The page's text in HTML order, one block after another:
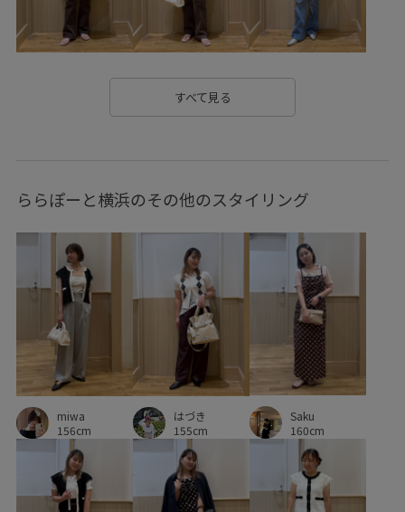
カジュアルすぎない カーディガン
クッション クッション性 シャツ シワになりにくい
ハイウエスト ビスチェ フィット感 フェミニン
フロントボタン ブラジャー プルオーバー ベルト
ベーシック ポリエステル
ラインストーン ワイドシルエット 下着
伸縮性 光沢感 別注 別注アイテム
別注コラボバッグ 合わせやすい 接触冷感
春夏 歩きやすい 洗濯機で洗える 痛くなりにくい
着やすい 秋冬
細見え 脚長効果 華やか 薄手 足長
すべて見る
ららぽーと横浜のその他のスタイリング
miwa
156cm
はづき
155cm
Saku
160cm